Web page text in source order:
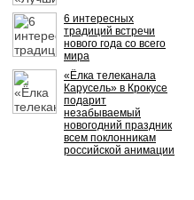
6 интересных
традиций встречи
нового года со всего
мира
«Ёлка телеканала
Карусель» в Крокусе
подарит
незабываемый
новогодний праздник
всем поклонникам
российской анимации